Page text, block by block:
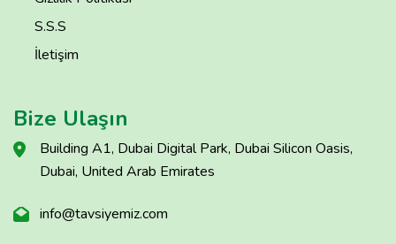
S.S.S
İletişim
Bize Ulaşın
Building A1, Dubai Digital Park, Dubai Silicon Oasis,
Dubai, United Arab Emirates
info@tavsiyemiz.com